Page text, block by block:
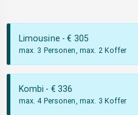
Limousine - € 305
max. 3 Personen, max. 2 Koffer
Kombi - € 336
max. 4 Personen, max. 3 Koffer